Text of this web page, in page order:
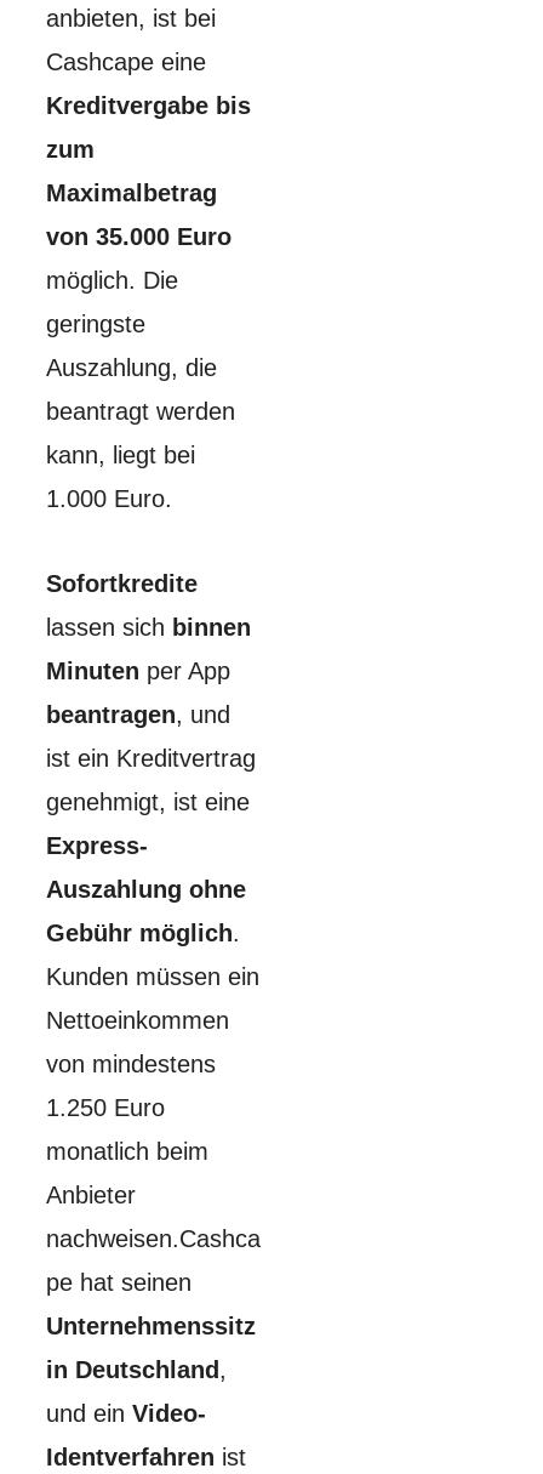
anbieten, ist bei
Cashcape eine
Kreditvergabe bis
zum
Maximalbetrag
von 35.000 Euro
möglich. Die
geringste
Auszahlung, die
beantragt werden
kann, liegt bei
1.000 Euro.
Sofortkredite
lassen sich binnen
Minuten per App
beantragen, und
ist ein Kreditvertrag
genehmigt, ist eine
Express-
Auszahlung ohne
Gebühr möglich.
Kunden müssen ein
Nettoeinkommen
von mindestens
1.250 Euro
monatlich beim
Anbieter
nachweisen.Cashca
pe hat seinen
Unternehmenssitz
in Deutschland ,
und ein Video-
Identverfahren ist